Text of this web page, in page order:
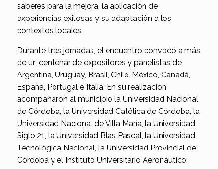
saberes para la mejora, la aplicación de
experiencias exitosas y su adaptación a los
contextos locales.
Durante tres jornadas, el encuentro convocó a más
de un centenar de expositores y panelistas de
Argentina, Uruguay, Brasil, Chile, México, Canadá,
España, Portugal e Italia. En su realización
acompañaron al municipio la Universidad Nacional
de Córdoba, la Universidad Católica de Córdoba, la
Universidad Nacional de Villa María, la Universidad
Siglo 21, la Universidad Blas Pascal, la Universidad
Tecnológica Nacional, la Universidad Provincial de
Córdoba y el Instituto Universitario Aeronáutico.